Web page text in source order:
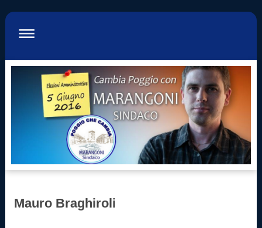
Mauro Braghiroli